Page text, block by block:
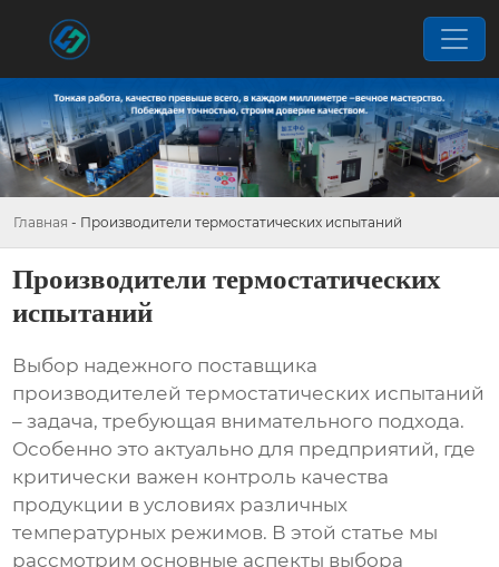
Главная - Производители термостатических испытаний
Производители термостатических
испытаний
Выбор надежного поставщика
производителей термостатических испытаний
– задача, требующая внимательного подхода.
Особенно это актуально для предприятий, где
критически важен контроль качества
продукции в условиях различных
температурных режимов. В этой статье мы
рассмотрим основные аспекты выбора